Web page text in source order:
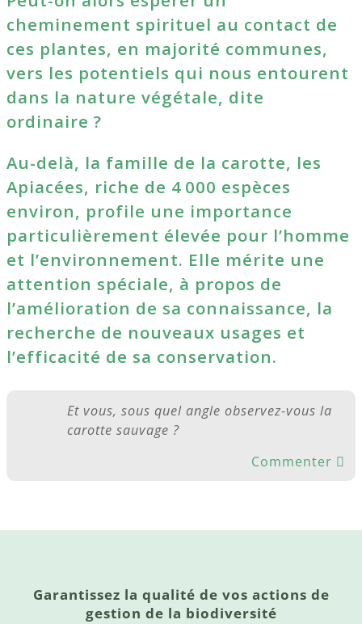
cheminement spirituel au contact de
ces plantes, en majorité communes,
vers les potentiels qui nous entourent
dans la nature végétale, dite
ordinaire ?
Au-delà, la famille de la carotte, les
Apiacées, riche de 4 000 espèces
environ, profile une importance
particulièrement élevée pour l’homme
et l’environnement. Elle mérite une
attention spéciale, à propos de
l’amélioration de sa connaissance, la
recherche de nouveaux usages et
l’efficacité de sa conservation.
Et vous, sous quel angle observez-vous la
carotte sauvage ?
Commenter
Garantissez la qualité de vos actions de
gestion de la biodiversité